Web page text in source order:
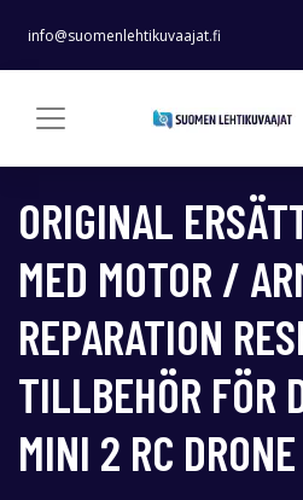
info@suomenlehtikuvaajat.fi
ORIGINAL
MED MOTOR /
REPARATION
TILLBEHÖR FÖR
MINI 2 RC DRONE